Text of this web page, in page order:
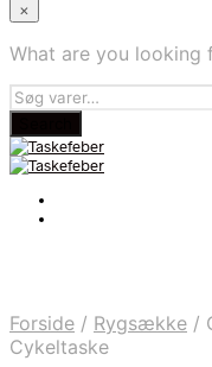
×
What are you looking
Forside / Rygsække /
Cykeltaske